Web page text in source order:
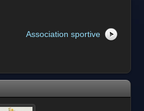
Association sportive